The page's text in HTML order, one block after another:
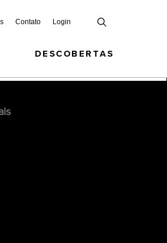
Contato Login
DESCOBERTAS